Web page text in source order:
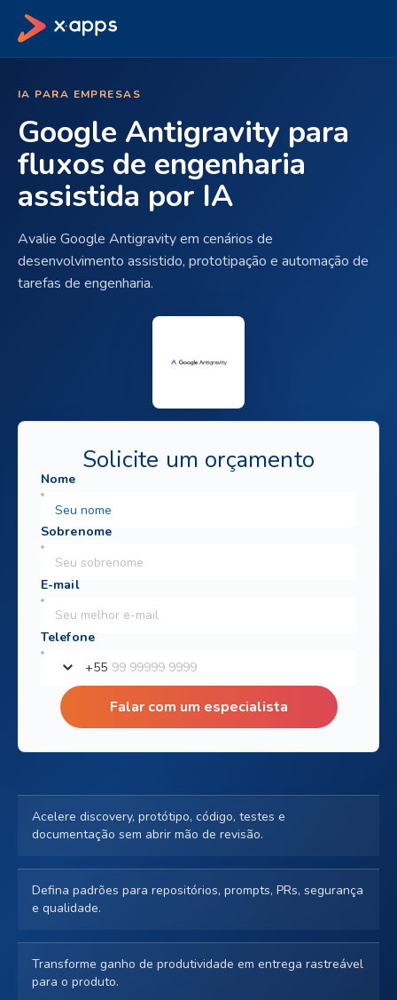
IA PARA EMPRESAS
Google Antigravity para
fluxos de engenharia
assistida por IA
Avalie Google Antigravity em cenários de
desenvolvimento assistido, prototipação e automação de
tarefas de engenharia.
Solicite um orçamento
+55
Falar com um especialista
Acelere discovery, protótipo, código, testes e
documentação sem abrir mão de revisão.
Defina padrões para repositórios, prompts, PRs, segurança
e qualidade.
Transforme ganho de produtividade em entrega rastreável
para o produto.